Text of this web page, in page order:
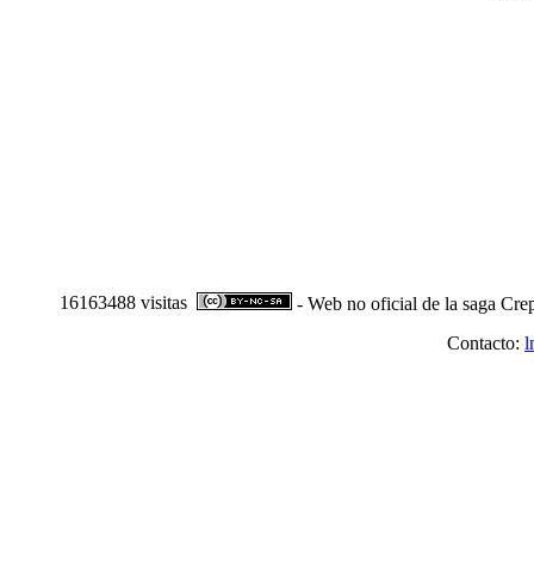
16163488 visitas
- Web no oficial de la saga
Contacto: